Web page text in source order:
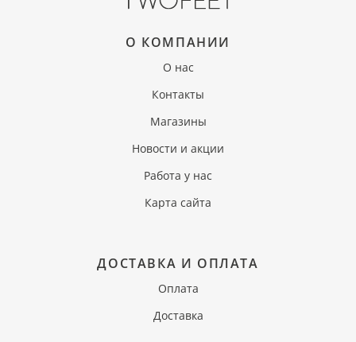
О КОМПАНИИ
О нас
Контакты
Магазины
Новости и акции
Работа у нас
Карта сайта
ДОСТАВКА И ОПЛАТА
Оплата
Доставка